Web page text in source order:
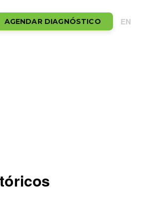
AGENDAR DIAGNÓSTICO EN